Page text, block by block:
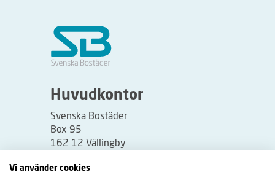
Huvudkontor
Svenska Bostäder
Box 95
162 12 Vällingby
Besöksadress:
Vi använder cookies